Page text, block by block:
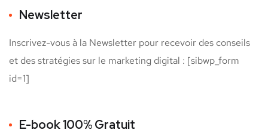
Newsletter
Inscrivez-vous à la Newsletter pour recevoir des conseils
et des stratégies sur le marketing digital : [sibwp_form
id=1]
E-book 100% Gratuit